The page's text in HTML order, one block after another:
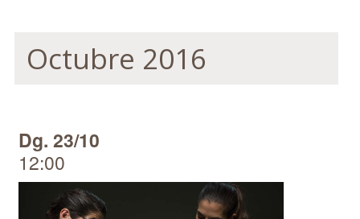
Octubre 2016
Dg. 23/10
12:00